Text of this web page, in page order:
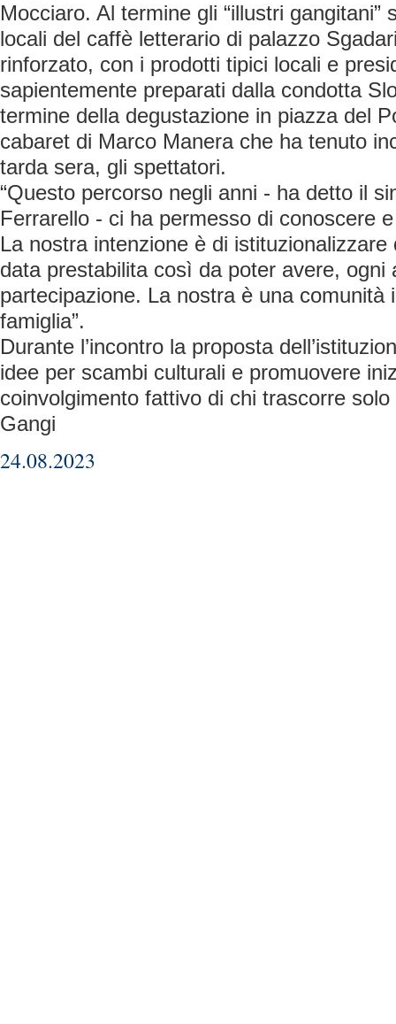
Mocciaro. Al termine gli “illustri gangitani”
locali del caffè letterario di palazzo
rinforzato, con i prodotti tipici locali e
sapientemente preparati dalla condotta
termine della degustazione in piazza del
cabaret di Marco Manera che ha tenuto
tarda sera, gli spettatori.
“Questo percorso negli anni - ha detto il
Ferrarello - ci ha permesso di conoscere
La nostra intenzione è di
data prestabilita così da poter avere, ogni
partecipazione. La nostra è una comunità
famiglia”.
Durante l’incontro la proposta
idee per scambi culturali e promuovere
coinvolgimento fattivo di chi trascorre
Gangi
24.08.2023